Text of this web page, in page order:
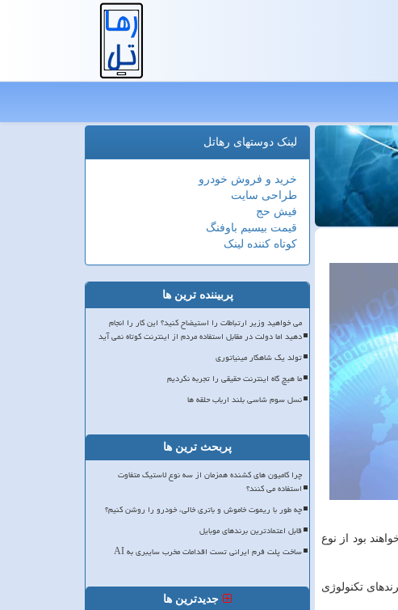
بود از نوع
تكنولوژی
لینک دوستهای رهاتل
خرید و فروش خودرو
طراحی سایت
فیش حج
قیمت بیسیم باوفنگ
کوتاه کننده لینک
پربیننده ترین ها
می خواهید وزیر ارتباطات را استیضاح کنید؟ این کار را انجام
دهید اما دولت در مقابل استفاده مردم از اینترنت کوتاه نمی آید
تولد یک شاهکار مینیاتوری
ما هیچ گاه اینترنت حقیقی را تجربه نکردیم
نسل سوم شاسی بلند ارباب حلقه ها
پربحث ترین ها
چرا کامیون های کشنده همزمان از سه نوع لاستیک متفاوت
استفاده می کنند؟
چه طور با ریموت خاموش و باتری خالی، خودرو را روشن کنیم؟
قابل اعتمادترین برندهای موبایل
ساخت پلت فرم ایرانی تست اقدامات مخرب سایبری به AI
جدیدترین ها